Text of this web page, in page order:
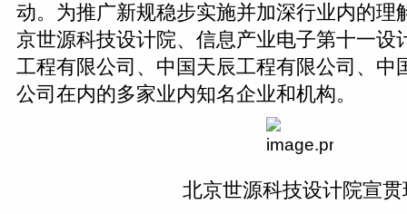
动。为推广新规稳步实施并加深行业内的理
京世源科技设计院、信息产业电子第十一设
工程有限公司、中国天辰工程有限公司、中
公司在内的多家业内知名企业和机构。
北京世源科技设计院宣